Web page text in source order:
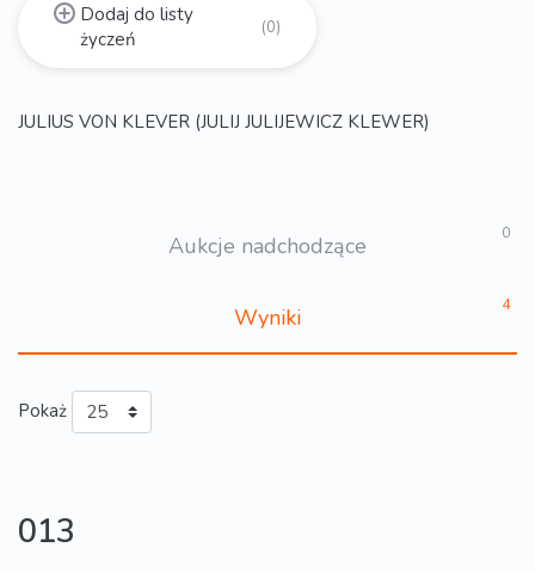
Dodaj do listy
życzeń
(0)
JULIUS VON KLEVER (JULIJ JULIJEWICZ KLEWER)
Aukcje nadchodzące 0
Wyniki 4
Pokaż
013